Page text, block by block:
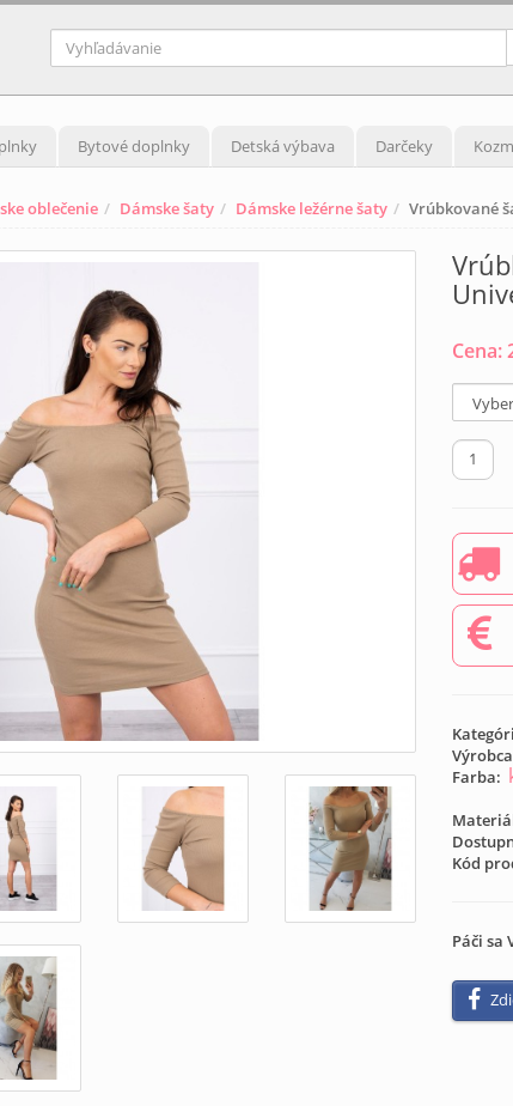
Bytové doplnky Detská výbava Darčeky
oblečenie Dámske šaty Dámske ležérne šaty Vrúbkované
Cena:
Farba:
Kód
Páči sa